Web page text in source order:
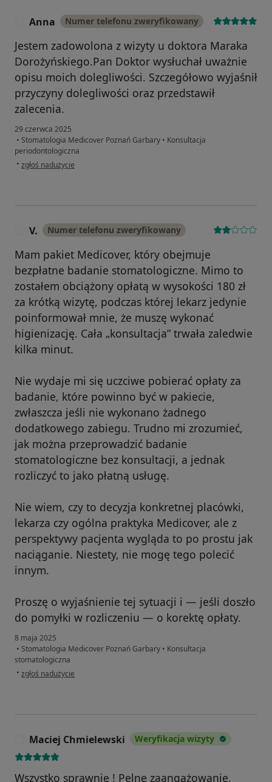
Anna Numer telefonu zweryfikowany
Jestem zadowolona z wizyty u doktora Maraka
Dorożyńskiego.Pan Doktor wysłuchał uważnie
opisu moich dolegliwości. Szczegółowo wyjaśnił
przyczyny dolegliwości oraz przedstawił
zalecenia.
29 czerwca 2025
• Stomatologia Medicover Poznań Garbary • Konsultacja
periodontologiczna
• w opinii użytkownika Anna
zgłoś nadużycie
V. Numer telefonu zweryfikowany
Mam pakiet Medicover, który obejmuje
bezpłatne badanie stomatologiczne. Mimo to
zostałem obciążony opłatą w wysokości 180 zł
za krótką wizytę, podczas której lekarz jedynie
poinformował mnie, że muszę wykonać
higienizację. Cała „konsultacja” trwała zaledwie
kilka minut.
Nie wydaje mi się uczciwe pobierać opłaty za
badanie, które powinno być w pakiecie,
zwłaszcza jeśli nie wykonano żadnego
dodatkowego zabiegu. Trudno mi zrozumieć,
jak można przeprowadzić badanie
stomatologiczne bez konsultacji, a jednak
rozliczyć to jako płatną usługę.
Nie wiem, czy to decyzja konkretnej placówki,
lekarza czy ogólna praktyka Medicover, ale z
perspektywy pacjenta wygląda to po prostu jak
naciąganie. Niestety, nie mogę tego polecić
innym.
Proszę o wyjaśnienie tej sytuacji i — jeśli doszło
do pomyłki w rozliczeniu — o korektę opłaty.
8 maja 2025
• Stomatologia Medicover Poznań Garbary • Konsultacja
stomatologiczna
• w opinii użytkownika V.
zgłoś nadużycie
Maciej Chmielewski Weryfikacja wizyty
Wszystko sprawnie ! Pelne zaangażowanie,